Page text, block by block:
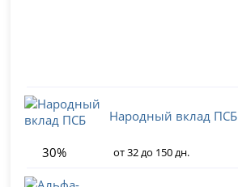
Народный вклад ПСБ
30% от 32 до 150 дн.